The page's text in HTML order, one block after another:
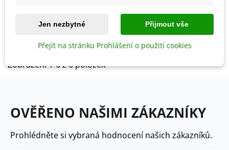
Předprodej
109 Kč
Zobrazení 1-6 z 6 položek
OVĚŘENO NAŠIMI ZÁKAZNÍKY
Prohlédněte si vybraná hodnocení našich zákazníků.
Jen nezbytné Přijmout vše
Přejít na stránku Prohlášení o použití cookies